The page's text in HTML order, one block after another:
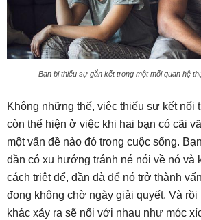
Bạn bị thiếu sự gắn kết trong một mối quan hệ
Không những thế, việc thiếu sự kết nối
còn thể hiện ở việc khi hai bạn có cãi
một vấn đề nào đó trong cuộc sống.
dần có xu hướng tránh né nói về nó và
cách triệt để, dần đà để nó trở thành
đọng không chờ ngày giải quyết. Và
khác xảy ra sẽ nối với nhau như móc